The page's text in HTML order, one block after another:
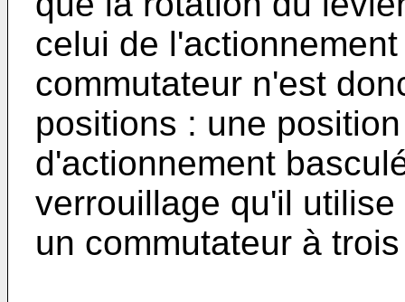
celui de
commutateur n'est
positions : une
d'actionnement
verrouillage qu'il
un commutateur à